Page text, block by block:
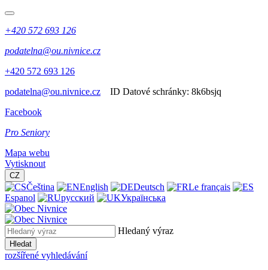
+420 572 693 126
podatelna@ou.nivnice.cz
+420 572 693 126
podatelna@ou.nivnice.cz
ID Datové schránky: 8k6bsjq
Facebook
Pro Seniory
Mapa webu
Vytisknout
CZ
Čeština English Deutsch
Le français
Espanol
русский Українська
Hledaný výraz
Hledat
rozšířené vyhledávání